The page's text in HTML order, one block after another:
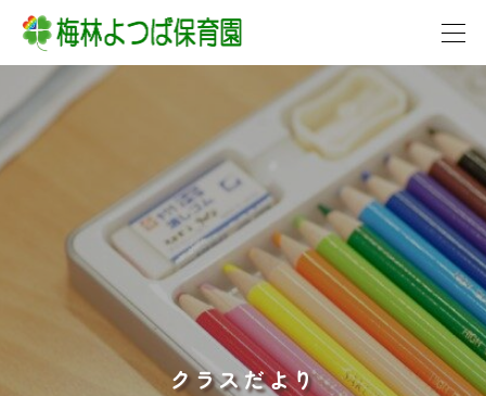
各お便りクラスだより
クラスだより